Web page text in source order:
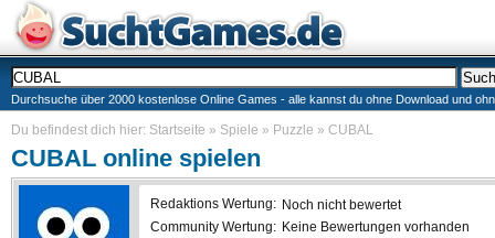
Durchsuche über 2000 kostenlose Online Games - alle kannst du ohne Download und
Du befindest dich hier: Startseite » Spiele » Puzzle » CUBAL
CUBAL online spielen
Redaktions Wertung: Noch nicht bewertet
Community Wertung: Keine Bewertungen vorhanden